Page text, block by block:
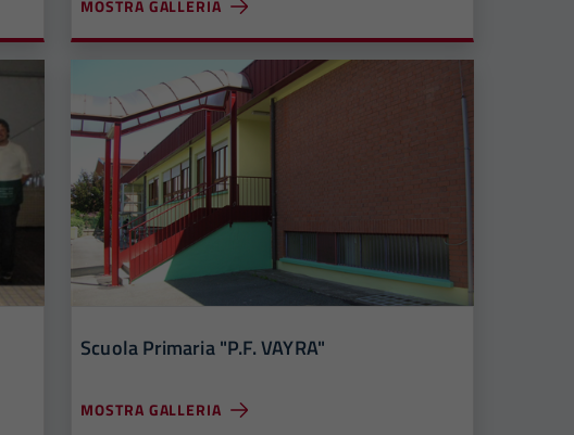
MOSTRA GALLERIA
Scuola Primaria "P.F. VAYRA"
MOSTRA GALLERIA